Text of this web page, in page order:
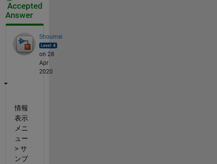
Accepted
Answer
Shoumei
on 28
Apr
2020
情報
表示
メニ
ュー
> サ
ンプ